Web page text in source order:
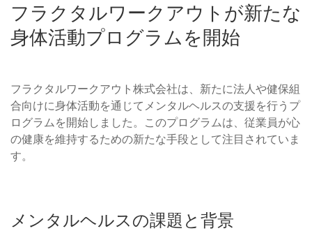
フラクタルワークアウトが新たな
身体活動プログラムを開始
フラクタルワークアウト株式会社は、新たに法人や健保組
合向けに身体活動を通じてメンタルヘルスの支援を行うプ
ログラムを開始しました。このプログラムは、従業員が心
の健康を維持するための新たな手段として注目されていま
す。
メンタルヘルスの課題と背景